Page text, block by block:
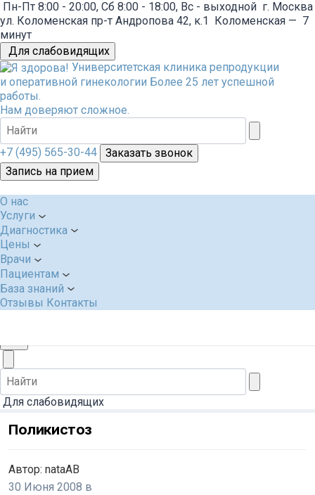
Пн-Пт 8:00 - 20:00, Сб 8:00 - 18:00, Вс - выходной г. Москва
ул. Коломенская пр-т Андропова 42, к.1 Коломенская — 7
минут
Для слабовидящих
Университетская клиника репродукции
и оперативной гинекологии Более 25 лет успешной
работы.
Нам доверяют сложное.
+7 (495) 565-30-44
Заказать звонок
Запись на прием
О нас
Услуги
Диагностика
Цены
Врачи
Пациентам
База знаний
Отзывы Контакты
Для слабовидящих
Поликистоз
Автор: nataAB
30 Июня 2008 в